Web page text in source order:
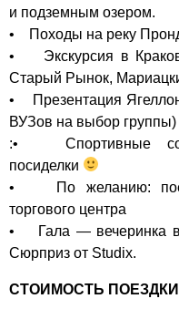
и подземным озером.
• Походы на реку
• Экскурсия в
Старый Рынок,
• Презентация
ВУЗов на выбор группы)
:• Спортивные
посиделки
• По желанию:
торгового центра
• Гала — вечеринка в
Сюрприз от Studix.
СТОИМОСТЬ ПОЕЗДКИ